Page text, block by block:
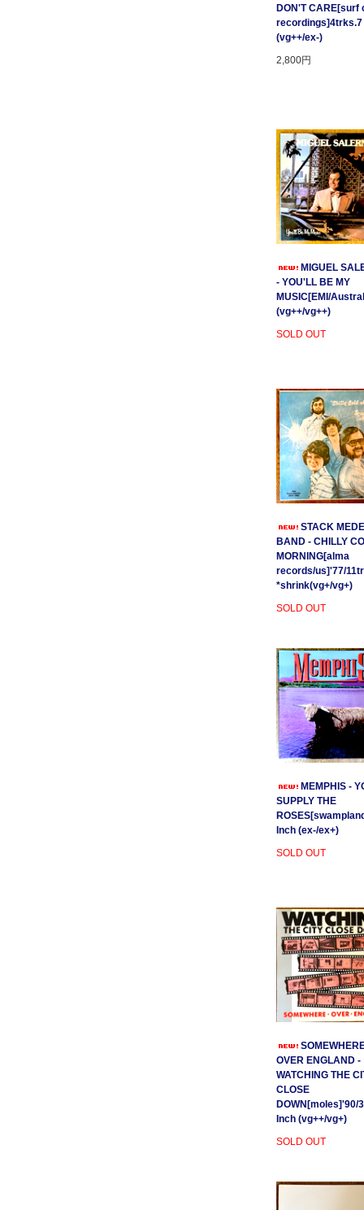
DON'T CARE[surf
recordings]4trks.7
(vg++/ex-)
2,800円
MIGUEL
- YOU'LL BE MY
MUSIC[EMI/
(vg++/vg++)
SOLD OUT
STACK
BAND - CHILLY
MORNING[alma
records/us]'77/
*shrink(vg+/vg+)
SOLD OUT
MEMPHIS -
SUPPLY THE
Inch (ex-/ex+)
SOLD OUT
OVER ENGLAND -
WATCHING THE
CLOSE
DOWN[moles]'90/
Inch (vg++/vg+)
SOLD OUT